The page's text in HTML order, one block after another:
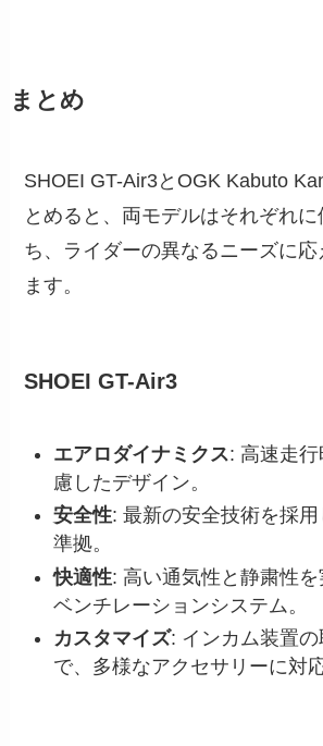
まとめ
SHOEI GT-Air3とOGK Kabuto
とめると、両モデルはそれぞれ
ち、ライダーの異なるニーズに応
ます。
SHOEI GT-Air3
エアロダイナミクス: 高速走
慮したデザイン。
安全性: 最新の安全技術を採
準拠。
快適性: 高い通気性と静粛性
ベンチレーションシステム。
カスタマイズ: インカム装置
で、多様なアクセサリーに対応